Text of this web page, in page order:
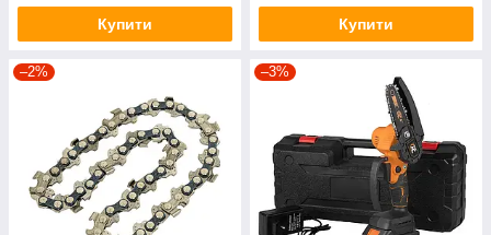
Купити Купити
–2% –3%